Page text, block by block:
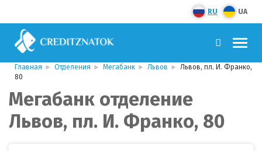
RU UA
Главная Отделения Мегабанк Львов
Львов, пл. И. Франко,
80
Мегабанк отделение
Львов, пл. И. Франко, 80